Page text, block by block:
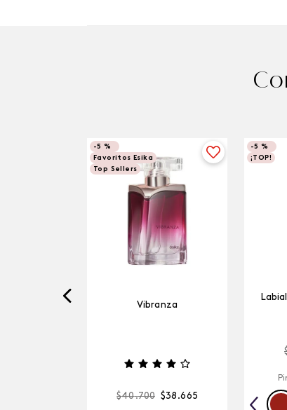
-5 %
Favoritos Esika
Top Sellers
Vibranza
$40.700 $38 .665
-5 %
¡TOP!